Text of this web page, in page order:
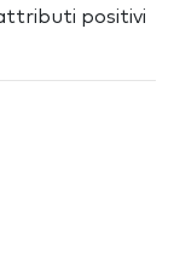
positivi